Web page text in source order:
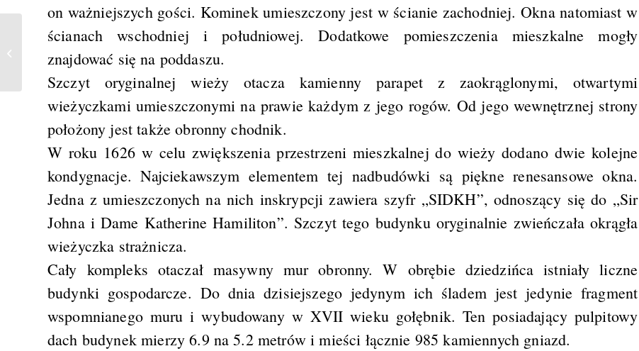
on ważniejszych gości. Kominek umieszczony jest w ścianie zachodniej. Okna natomiast w
ścianach wschodniej i południowej. Dodatkowe pomieszczenia mieszkalne mogły
znajdować się na poddaszu.
Szczyt oryginalnej wieży otacza kamienny parapet z zaokrąglonymi, otwartymi
wieżyczkami umieszczonymi na prawie każdym z jego rogów. Od jego wewnętrznej strony
położony jest także obronny chodnik.
W roku 1626 w celu zwiększenia przestrzeni mieszkalnej do wieży dodano dwie kolejne
kondygnacje. Najciekawszym elementem tej nadbudówki są piękne renesansowe okna.
Jedna z umieszczonych na nich inskrypcji zawiera szyfr „SIDKH”, odnoszący się do „Sir
Johna i Dame Katherine Hamiliton”. Szczyt tego budynku oryginalnie zwieńczała okrągła
wieżyczka strażnicza.
Cały kompleks otaczał masywny mur obronny. W obrębie dziedzińca istniały liczne
budynki gospodarcze. Do dnia dzisiejszego jedynym ich śladem jest jedynie fragment
wspomnianego muru i wybudowany w XVII wieku gołębnik. Ten posiadający pulpitowy
dach budynek mierzy 6.9 na 5.2 metrów i mieści łącznie 985 kamiennych gniazd.
Huntingtower Castle